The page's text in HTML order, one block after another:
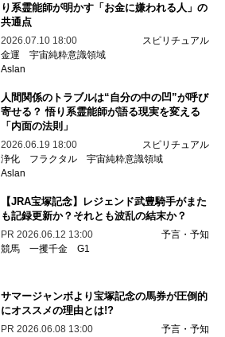
り系霊能師が明かす「お金に嫌われる人」の
共通点
2026.07.10 18:00
スピリチュアル
金運 宇宙純粋意識領域
Aslan
人間関係のトラブルは“自分の中の凹”が呼び
寄せる？ 悟り系霊能師が語る現実を変える
「内面の法則」
2026.06.19 18:00
スピリチュアル
浄化
フラクタル 宇宙純粋意識領域
Aslan
【JRA宝塚記念】レジェンド武豊騎手がまた
も記録更新か？それとも波乱の結末か？
PR 2026.06.12 13:00
予言・予知
競馬 一攫千金 G1
サマージャンボより宝塚記念の馬券が圧倒的
にオススメの理由とは!?
PR 2026.06.08 13:00
予言・予知